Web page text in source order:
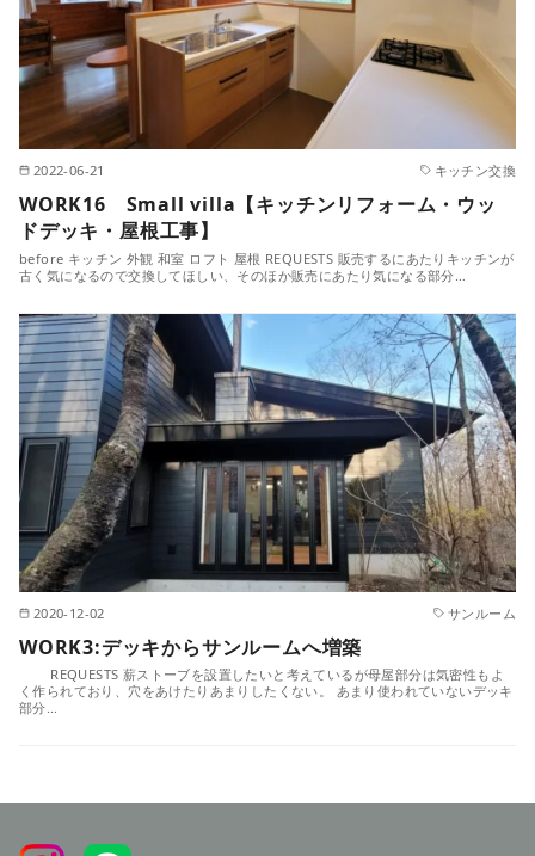
2022-06-21 キッチン交換
WORK16 Small villa【キッチンリフォーム・ウッ
ドデッキ・屋根工事】
before キッチン 外観 和室 ロフト 屋根 REQUESTS 販売するにあたりキッチンが
古く気になるので交換してほしい、そのほか販売にあたり気になる部分…
2020-12-02 サンルーム
WORK3:デッキからサンルームへ増築
REQUESTS 薪ストーブを設置したいと考えているが母屋部分は気密性もよ
く作られており、穴をあけたりあまりしたくない。 あまり使われていないデッキ
部分…